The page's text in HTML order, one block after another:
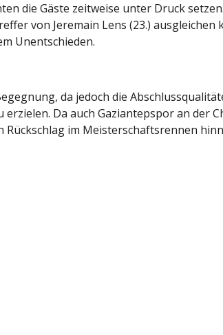
die Gäste zeitweise unter Druck
von Jeremain Lens (23.)
Unentschieden.
da jedoch die
Da auch Gaziantepspor an der
im Meisterschaftsrennen